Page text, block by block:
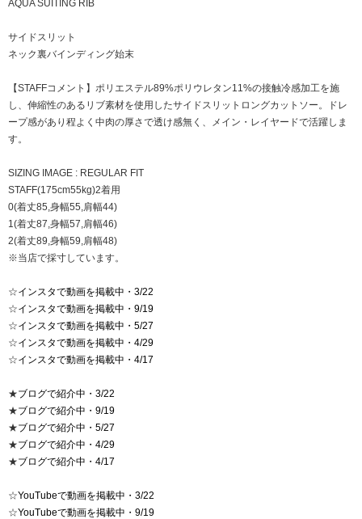
AQUA SUITING RIB
サイドスリット
ネック裏バインディング始末
【STAFFコメント】ポリエステル89%ポリウレタン11%の接触冷感加工を施
し、伸縮性のあるリブ素材を使用したサイドスリットロングカットソー。ドレ
ープ感があり程よく中肉の厚さで透け感無く、メイン・レイヤードで活躍しま
す。
SIZING IMAGE : REGULAR FIT
STAFF(175cm55kg)2着用
0(着丈85,身幅55,肩幅44)
1(着丈87,身幅57,肩幅46)
2(着丈89,身幅59,肩幅48)
※当店で採寸しています。
☆インスタで動画を掲載中・3/22
☆インスタで動画を掲載中・9/19
☆インスタで動画を掲載中・5/27
☆インスタで動画を掲載中・4/29
☆インスタで動画を掲載中・4/17
★ブログで紹介中・3/22
★ブログで紹介中・9/19
★ブログで紹介中・5/27
★ブログで紹介中・4/29
★ブログで紹介中・4/17
☆YouTubeで動画を掲載中・3/22
☆YouTubeで動画を掲載中・9/19